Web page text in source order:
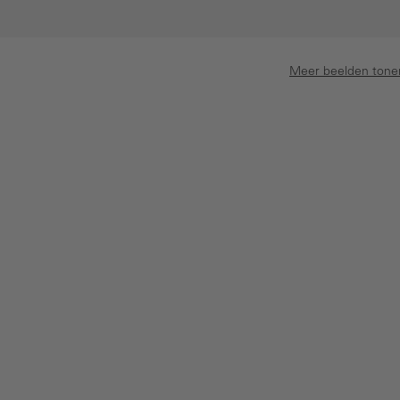
Meer beelden